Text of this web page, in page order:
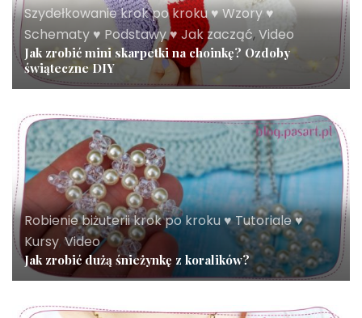
Szydełkowanie krok po kroku ♥ Wzory ♥
Schematy ♥ Podstawy ♥ Jak zacząć,Video
Jak zrobić mini skarpetki na choinkę? Ozdoby
świąteczne DIY
Robienie biżuterii krok po kroku ♥ Tutoriale ♥
Kursy,Video
Jak zrobić dużą śnieżynkę z koralików?